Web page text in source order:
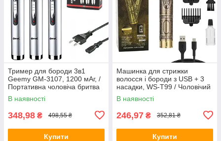
Тример для бороди 3в1
Geemy GM-3107, 1200 мАг, /
Портативна чоловіча бритва
для обличчя, носа та вух
В наявності
348,98 ₴ 498,55 ₴
Купити
Машинка для стрижки
волосся і бороди з USB + 3
насадки, WS-T99 / Чоловічий
акумуляторний тример для
стрижки
В наявності
246,97 ₴ 352,81 ₴
Купити